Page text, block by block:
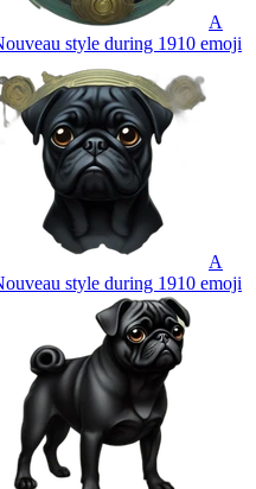
A
style during 1910 emoji
A
style during 1910 emoji